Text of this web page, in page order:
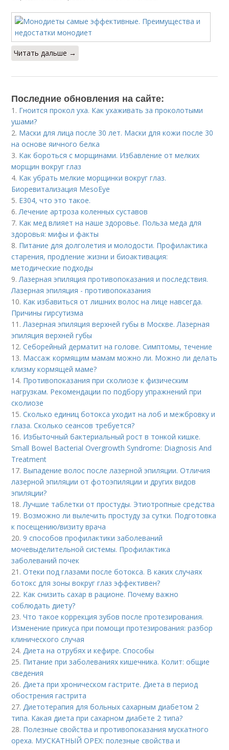
Читать дальше →
Последние обновления на сайте:
1. Гноится прокол уха. Как ухаживать за проколотыми
ушами?
2. Маски для лица после 30 лет. Маски для кожи после 30
на основе яичного белка
3. Как бороться с морщинами. Избавление от мелких
морщин вокруг глаз
4. Как убрать мелкие морщинки вокруг глаз.
Биоревитализация MesoEye
5. Е304, что это такое.
6.Лечение артроза коленных суставов
7. Как мед влияет на наше здоровье. Польза меда для
здоровья: мифы и факты
8. Питание для долголетия и молодости. Профилактика
старения, продление жизни и биоактивация:
методические подходы
9.Лазерная эпиляция противопоказания и последствия.
Лазерная эпиляция - противопоказания
10. Как избавиться от лишних волос на лице навсегда.
Причины гирсутизма
11.Лазерная эпиляция верхней губы в Москве. Лазерная
эпиляция верхней губы
12.Себорейный дерматит на голове. Cимптомы, течение
13. Массаж кормящим мамам можно ли. Можно ли делать
клизму кормящей маме?
14. Противопоказания при сколиозе к физическим
нагрузкам. Рекомендации по подбору упражнений при
сколиозе
15.Сколько единиц ботокса уходит на лоб и межбровку и
глаза. Сколько сеансов требуется?
16. Избыточный бактериальный рост в тонкой кишке.
Small Bowel Bacterial Overgrowth Syndrome: Diagnosis And
Treatment
17. Выпадение волос после лазерной эпиляции. Отличия
лазерной эпиляции от фотоэпиляции и других видов
эпиляции?
18.Лучшие таблетки от простуды. Этиотропные средства
19. Возможно ли вылечить простуду за сутки. Подготовка
к посещению/визиту врача
20.9 способов профилактики заболеваний
мочевыделительной системы. Профилактика
заболеваний почек
21.Отеки под глазами после ботокса. В каких случаях
ботокс для зоны вокруг глаз эффективен?
22. Как снизить сахар в рационе. Почему важно
соблюдать диету?
23.Что такое коррекция зубов после протезирования.
Изменение прикуса при помощи протезирования: разбор
клинического случая
24.Диета на отрубях и кефире. Способы
25. Питание при заболеваниях кишечника. Колит: общие
сведения
26.Диета при хроническом гастрите. Диета в период
обострения гастрита
27.Диетотерапия для больных сахарным диабетом 2
типа. Какая диета при сахарном диабете 2 типа?
28. Полезные свойства и противопоказания мускатного
ореха. МУСКАТНЫЙ ОРЕХ: полезные свойства и